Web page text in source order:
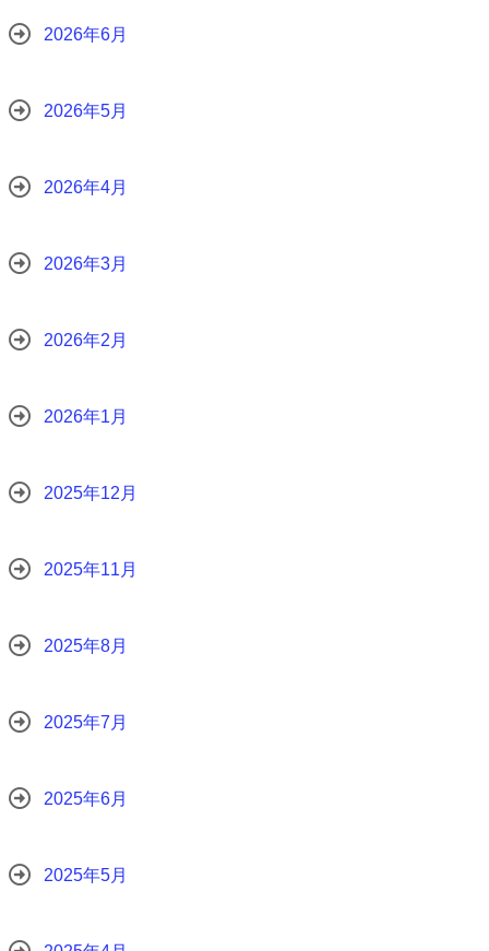
2026年6月
2026年5月
2026年4月
2026年3月
2026年2月
2026年1月
2025年12月
2025年11月
2025年8月
2025年7月
2025年6月
2025年5月